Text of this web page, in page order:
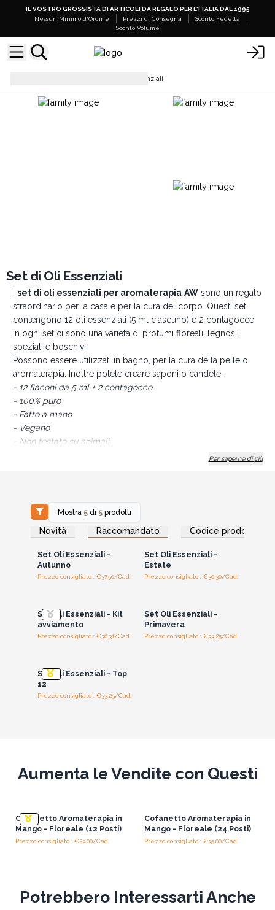
IL VOSTRO GROSSISTA DI ARTICOLI DA REGALO PER L'ITALIA DAL 1995
Nessun Minimo d'Ordine
Prezzi di Consegna
Sconto Fedeltà
Sconto Volume
Set di Oli Essenziali
Set di Oli Essenziali
set di oli essenziali per aromaterapia AWsono un regalo
straordinario per la casa e per la cura del corpo. Questi set
contengono 12 oli essenziali (5 ml ciascuno) e 2 contagocce.
In ogni set ci sono una varietà di profumi floreali, legnosi,
speziati e boschivi.
Possono essere utilizzati in bagno, per la cura della pelle o
aromaterapia. Inoltre potete creare saponi o candele.
- 12 flaconi da 5 ml + 2 contagocce
- 100% puro
- Fatto a mano
- Vegano
- Non testato su animali
Per saperne di più
Mostra 5 di 5 prodotti
Novità Raccomandato Codice prodotto
Accedi per vedere
i prezzi all'ingrosso
Set Oli Essenziali -
Autunno
Prezzo consigliato : €37.50/Cad.
Accedi per vedere
i prezzi all'ingrosso
Set Oli Essenziali -
Estate
Prezzo consigliato : €30.30/Cad.
Set Oli Essenziali - Kit
avviamento
Prezzo consigliato : €30.31/Cad.
Set Oli Essenziali -
Primavera
Prezzo consigliato : €33.25/Cad.
Set Oli Essenziali - Top
12
Prezzo consigliato : €33.25/Cad.
Aumenta le Vendite con Questi
Cofanetto Aromaterapia in
Mango - Floreale (12 Posti)
Prezzo consigliato : €23.00/Cad.
Cofanetto Aromaterapia in
Mango - Floreale (24 Posti)
Prezzo consigliato : €35.00/Cad.
Potrebbero Interessarti Anche